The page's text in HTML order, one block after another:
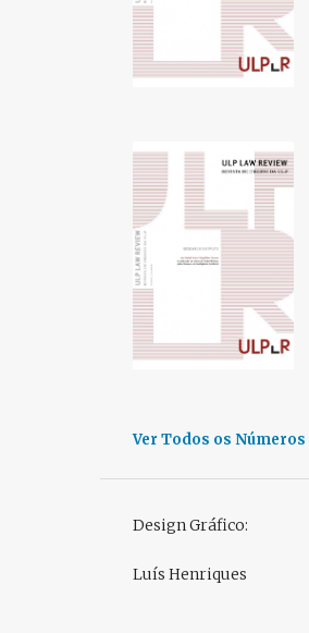
Ver Todos os Números
Design Gráfico:
Luís Henriques